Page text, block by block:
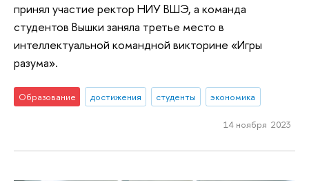
принял участие ректор НИУ ВШЭ, а команда
студентов Вышки заняла третье место в
интеллектуальной командной викторине «Игры
разума».
Образование достижения студенты экономика
14 ноября 2023